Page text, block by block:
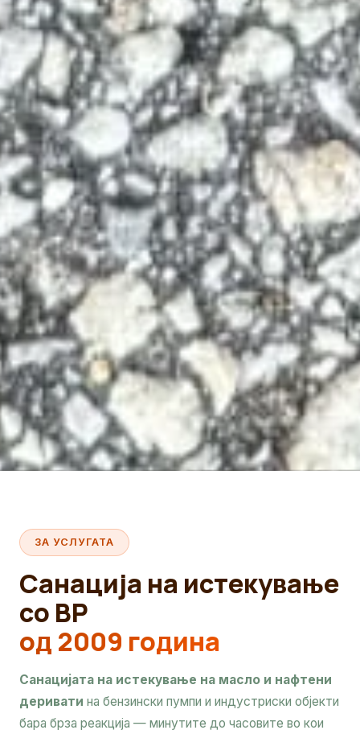
ЗА УСЛУГАТА
Санација на истекување
со BP
од 2009 година
Санацијата на истекување на масло и нафтени
деривати на бензински пумпи и индустриски објекти
бара брза реакција — минутите до часовите во кои